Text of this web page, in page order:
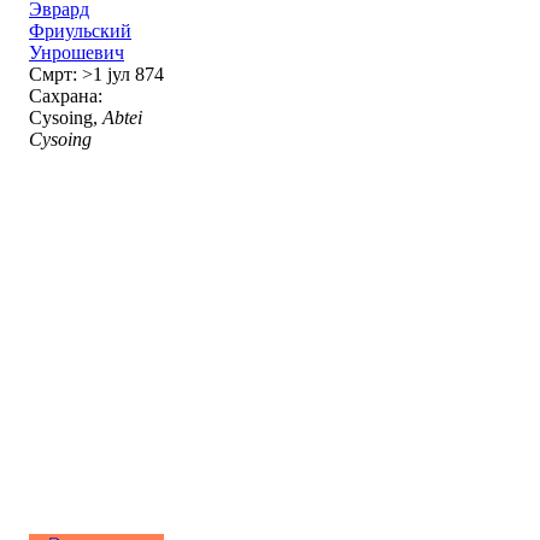
Эврард
Фриульский
Унрошевич
Смрт: >1 јул 874
Сахрана:
Cysoing, Abtei
Cysoing